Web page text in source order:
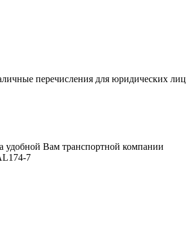
перечисления для юридических лиц
удобной Вам транспортной компании
7